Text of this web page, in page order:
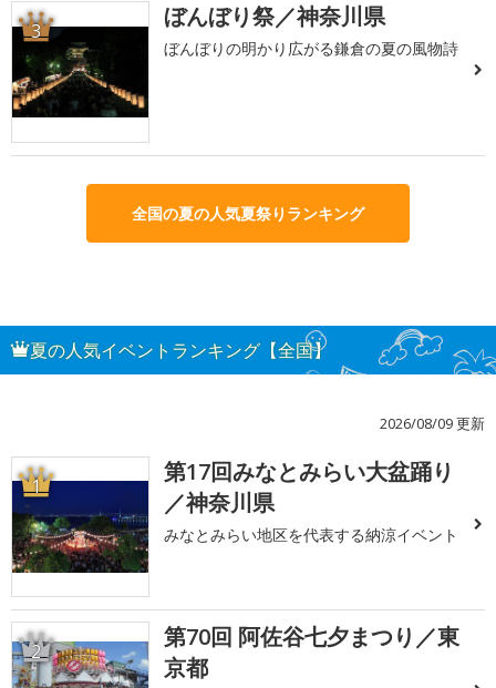
3 ぼんぼり祭／神奈川県
ぼんぼりの明かり広がる鎌倉の夏の風物詩
全国の夏の人気夏祭りランキング
夏の人気イベントランキング【全国】
2026/08/09 更新
1
第17回みなとみらい大盆踊り
／神奈川県
みなとみらい地区を代表する納涼イベント
2
第70回 阿佐谷七夕まつり／東
京都